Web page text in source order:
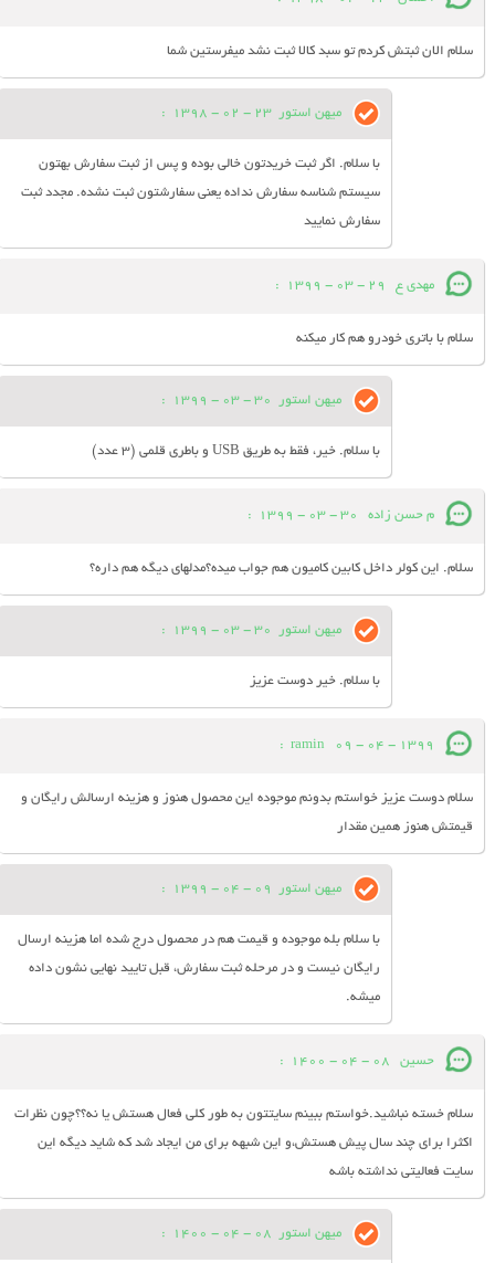
سلام الان ثبتش کردم تو سبد کالا ثبت نشد میفرستین شما
میهن استور 23 - 02 - 1398
:
با سلام. اگر ثبت خریدتون خالی بوده و پس از ثبت سفارش بهتون
سیستم شناسه سفارش نداده یعنی سفارشتون ثبت نشده. مجدد ثبت
سفارش نمایید
مهدی ع 29 - 03 - 1399
:
سلام با باتری خودرو هم کار میکنه
میهن استور 30 - 03 - 1399
:
با سلام. خیر، فقط به طریق USB و باطری قلمی (3 عدد)
م حسن زاده 30 - 03 - 1399
:
سلام. این کولر داخل کابین کامیون هم جواب میده؟مدلهای دیگه هم داره؟
میهن استور 30 - 03 - 1399
:
با سلام. خیر دوست عزیز
ramin 09 - 04 - 1399
:
سلام دوست عزیز خواستم بدونم موجوده این محصول هنوز و هزینه ارسالش رایگان و
قیمتش هنوز همین مقدار
میهن استور 09 - 04 - 1399
:
با سلام بله موجوده و قیمت هم در محصول درج شده اما هزینه ارسال
رایگان نیست و در مرحله ثبت سفارش، قبل تایید نهایی نشون داده
میشه.
حسین 08 - 04 - 1400
:
سلام خسته نباشید.خواستم ببینم سایتتون به طور کلی فعال هستش یا نه؟؟چون نظرات
اکثرا برای چند سال پیش هستش،و این شبهه برای من ایجاد شد که شاید دیگه این
سایت فعالیتی نداشته باشه
میهن استور 08 - 04 - 1400
: